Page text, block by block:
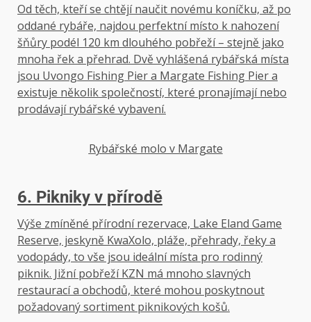
Od těch, kteří se chtějí naučit novému koníčku, až po
oddané rybáře, najdou perfektní místo k nahození
šňůry podél 120 km dlouhého pobřeží – stejně jako
mnoha řek a přehrad. Dvě vyhlášená rybářská místa
jsou Uvongo Fishing Pier a Margate Fishing Pier a
existuje několik společností, které pronajímají nebo
prodávají rybářské vybavení.
Rybářské molo v Margate
6. Pikniky v přírodě
Výše zmíněné přírodní rezervace, Lake Eland Game
Reserve, jeskyně KwaXolo, pláže, přehrady, řeky a
vodopády, to vše jsou ideální místa pro rodinný
piknik. Jižní pobřeží KZN má mnoho slavných
restaurací a obchodů, které mohou poskytnout
požadovaný sortiment piknikových košů.